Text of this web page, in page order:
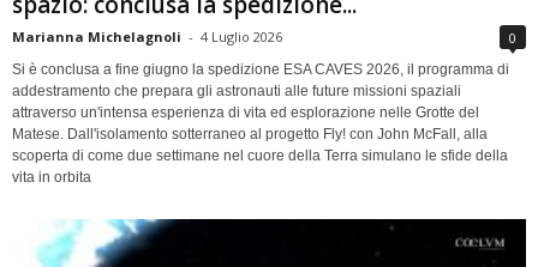
Marianna Michelagnoli - 4 Luglio 2026 0
Si è conclusa a fine giugno la spedizione ESA CAVES 2026, il programma di
addestramento che prepara gli astronauti alle future missioni spaziali
attraverso un'intensa esperienza di vita ed esplorazione nelle Grotte del
Matese. Dall'isolamento sotterraneo al progetto Fly! con John McFall, alla
scoperta di come due settimane nel cuore della Terra simulano le sfide della
vita in orbita